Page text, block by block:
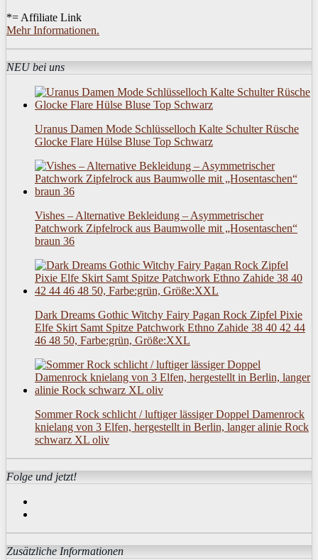
*= Affiliate Link
Mehr Informationen.
NEU bei uns
Uranus Damen Mode Schlüsselloch Kalte Schulter Rüsche
Glocke Flare Hülse Bluse Top Schwarz
Vishes – Alternative Bekleidung – Asymmetrischer
Patchwork Zipfelrock aus Baumwolle mit „Hosentaschen“
braun 36
Dark Dreams Gothic Witchy Fairy Pagan Rock Zipfel Pixie
Elfe Skirt Samt Spitze Patchwork Ethno Zahide 38 40 42 44
46 48 50, Farbe:grün, Größe:XXL
Sommer Rock schlicht / luftiger lässiger Doppel Damenrock
knielang von 3 Elfen, hergestellt in Berlin, langer alinie Rock
schwarz XL oliv
Folge und jetzt!
Zusätzliche Informationen